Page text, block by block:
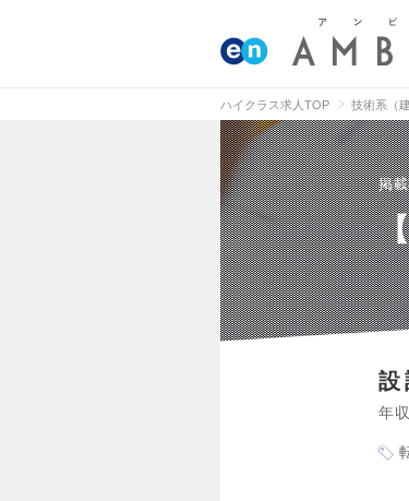
ハイクラス求人TOP 技術系（
掲
設
年収